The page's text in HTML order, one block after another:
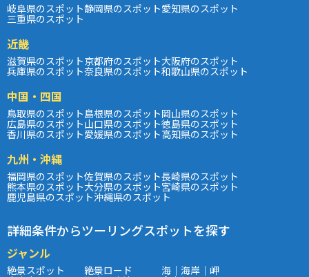
岐阜県のスポット静岡県のスポット愛知県のスポット
三重県のスポット
近畿
滋賀県のスポット京都府のスポット大阪府のスポット
兵庫県のスポット奈良県のスポット和歌山県のスポット
中国・四国
鳥取県のスポット島根県のスポット岡山県のスポット
広島県のスポット山口県のスポット徳島県のスポット
香川県のスポット愛媛県のスポット高知県のスポット
九州・沖縄
福岡県のスポット佐賀県のスポット長崎県のスポット
熊本県のスポット大分県のスポット宮崎県のスポット
鹿児島県のスポット沖縄県のスポット
詳細条件からツーリングスポットを探す
ジャンル
絶景スポット 絶景ロード 海｜海岸｜岬